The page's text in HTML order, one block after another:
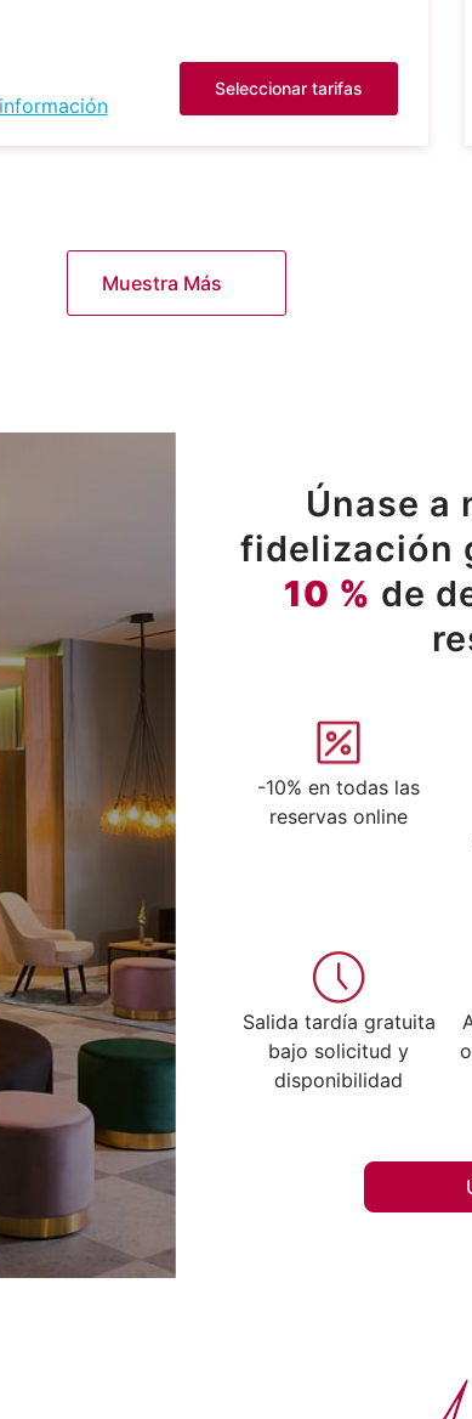
Seleccionar tarifas
Muestra Más
Únase a
fidelización
10 % de
-10% en todas las
reservas online
Salida tardía gratuita
bajo solicitud y
disponibilidad